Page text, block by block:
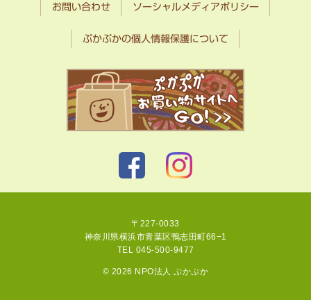
お問い合わせ ソーシャルメディアポリシー
ぷかぷかの個人情報保護について
〒227-0033
神奈川県横浜市青葉区鴨志田町66−1
TEL 045-500-9477
© 2026 NPO法人 ぷかぷか